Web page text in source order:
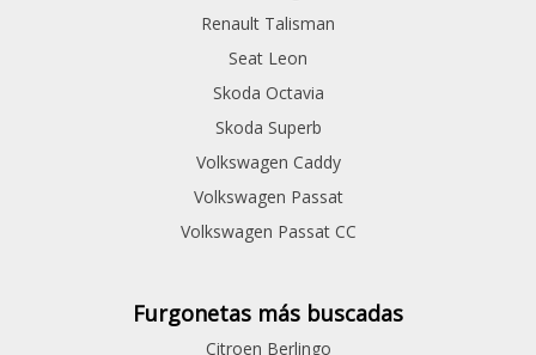
Renault Talisman
Seat Leon
Skoda Octavia
Skoda Superb
Volkswagen Caddy
Volkswagen Passat
Volkswagen Passat CC
Furgonetas más buscadas
Citroen Berlingo